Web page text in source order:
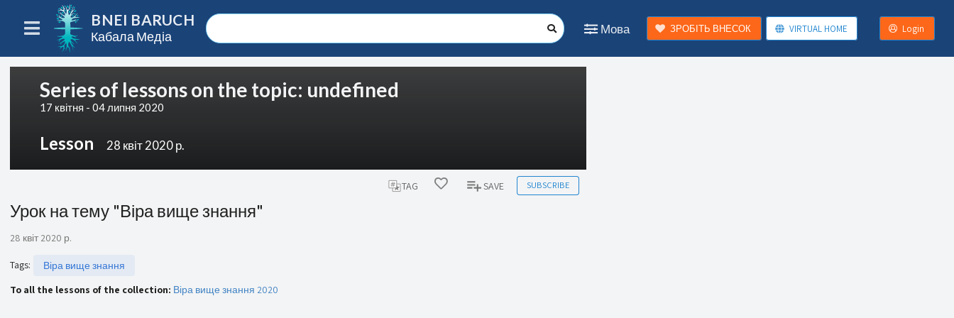
BNEI BARUCH
Кабала Медіа
Мова ЗРОБІТЬ ВНЕСОК VIRTUAL HOME Login
Series of lessons on the topic: undefined
17 квітня - 04 липня 2020
Lesson 28 квіт 2020 р.
TAG SAVE SUBSCRIBE
Урок на тему "Віра вище знання"
28 квіт 2020 р.
Tags:
Віра вище знання
To all the lessons of the collection: Віра вище знання 2020